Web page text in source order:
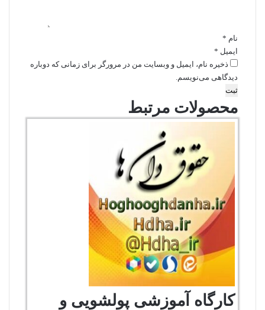
*
نام *
ایمیل *
ذخیره نام، ایمیل و وبسایت من در مرورگر برای زمانی که دوباره
دیدگاهی می‌نویسم.
محصولات مرتبط
کارگاه آموزشی پولشویی و